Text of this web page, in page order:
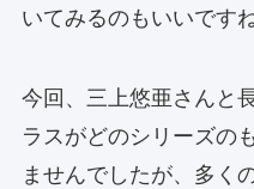
いてみるのもいいです
今回、三上悠亜さんと
ラスがどのシリーズの
ませんでしたが、多く